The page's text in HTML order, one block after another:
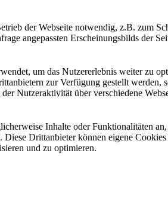
der Webseite notwendig, z.B. zum
angepassten Erscheinungsbilds der
um das Nutzererlebnis weiter zu
zur Verfügung gestellt werden,
Nutzeraktivität über verschiedene
Inhalte oder Funktionalitäten
Diese Drittanbieter können eigene
und zu optimieren.